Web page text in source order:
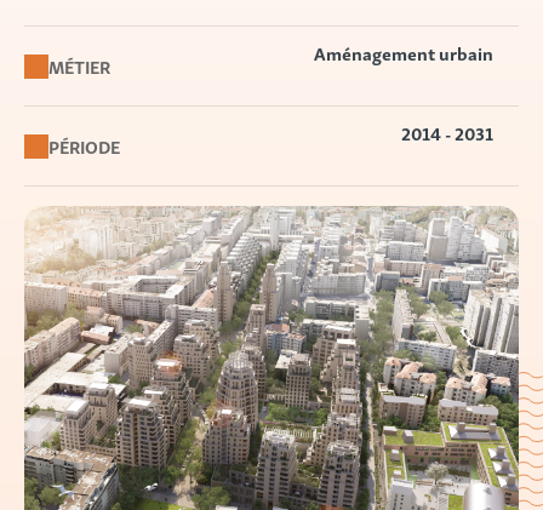
MÉTIER
Aménagement urbain
PÉRIODE
2014 - 2031